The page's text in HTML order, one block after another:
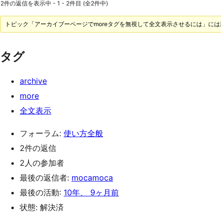
2件の返信を表示中 - 1 - 2件目 (全2件中)
トピック「アーカイブーページでmoreタグを無視して全文表示させるには」に
タグ
archive
more
全文表示
フォーラム: 使い方全般
2件の返信
2人の参加者
最後の返信者: mocamoca
最後の活動: 10年、 9ヶ月前
状態: 解決済